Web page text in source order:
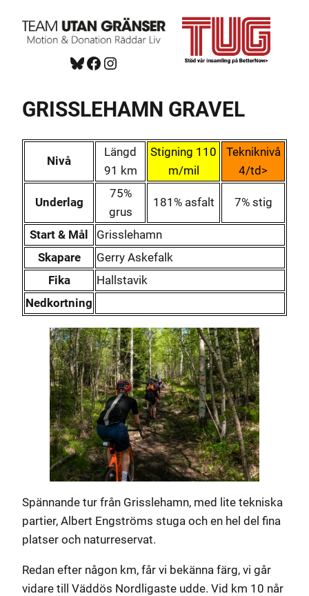
Bluesky Facebook https://www.instagram.com/tug_ck/
GRISSLEHAMN GRAVEL
Nivå
Längd
91 km
Stigning 110
m/mil
Tekniknivå
4/td>
Underlag
75%
grus
181% asfalt 7% stig
Start & Mål
Grisslehamn
Skapare
Gerry Askefalk
Fika
Hallstavik
Nedkortning
Spännande tur från Grisslehamn, med lite tekniska
partier, Albert Engströms stuga och en hel del fina
platser och naturreservat.
Redan efter någon km, får vi bekänna färg, vi går
vidare till Väddös Nordligaste udde. Vid km 10 når